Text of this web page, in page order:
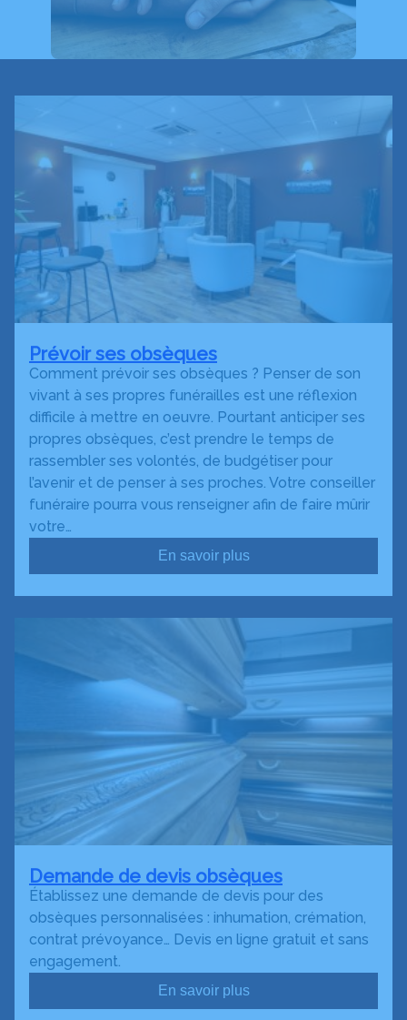
Prévoir ses obsèques
Comment prévoir ses obsèques ? Penser de son
vivant à ses propres funérailles est une réflexion
difficile à mettre en oeuvre. Pourtant anticiper ses
propres obsèques, c’est prendre le temps de
rassembler ses volontés, de budgétiser pour
l’avenir et de penser à ses proches. Votre conseiller
funéraire pourra vous renseigner afin de faire mûrir
votre…
En savoir plus
Demande de devis obsèques
Établissez une demande de devis pour des
obsèques personnalisées : inhumation, crémation,
contrat prévoyance… Devis en ligne gratuit et sans
engagement.
En savoir plus